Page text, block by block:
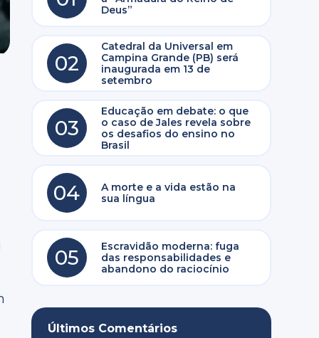
Deus”
02
Catedral da Universal em
Campina Grande (PB) será
inaugurada em 13 de
setembro
03
Educação em debate: o que
o caso de Jales revela sobre
os desafios do ensino no
Brasil
04
A morte e a vida estão na
sua língua
05
Escravidão moderna: fuga
das responsabilidades e
abandono do raciocínio
Últimos Comentários